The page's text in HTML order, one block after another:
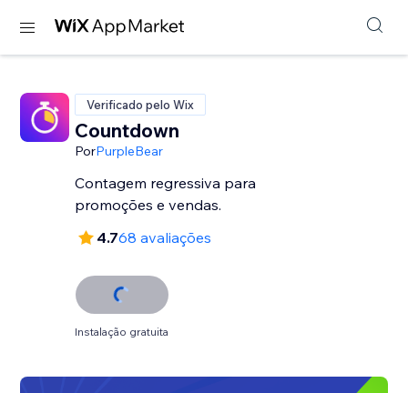
Verificado pelo Wix
Countdown
PorPurpleBear
Contagem regressiva para
promoções e vendas.
4.768 avaliações
Instalação gratuita